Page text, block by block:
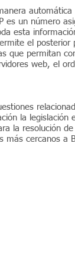
es un número
esta
el posterior
que permitan
web, el
la
la resolución
más cercanos a